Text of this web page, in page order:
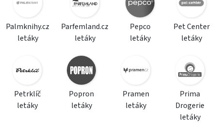
Palmknihy.cz
letáky
Parfemland.cz
letáky
Pepco
letáky
Pet Center
letáky
Petrklíč
letáky
Popron
letáky
Pramen
letáky
Prima
Drogerie
letáky